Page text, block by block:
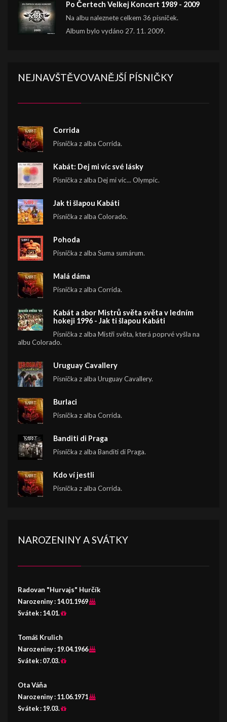
Po Čertech Velkej Koncert 1989 - 2009
Na albu naleznete celkem 36 písniček.
Album bylo vydáno 27. 11. 2009.
NEJNAVŠTĚVOVANĚJŠÍ PÍSNIČKY
Corrida
Písnička z alba Corrida.
Kabát: Dej mi víc své lásky
Písnička z alba Dej mi víc... Olympic.
Jak ti šlapou Kabáti
Písnička z alba Colorado.
Pohoda
Písnička z alba Suma sumárum.
Malá dáma
Písnička z alba Corrida.
Kabát a sbor Mistrů světa světa v ledním
hokeji 1996 - Jak ti šlapou Kabáti
Písnička z alba Mistři světa, která poprvé vyšla na
albu Colorado.
Uruguay Cavallery
Písnička z alba Uruguay Cavallery.
Burlaci
Písnička z alba Corrida.
Banditi di Praga
Písnička z alba Banditi di Praga.
Kdo ví jestli
Písnička z alba Corrida.
NAROZENINY A SVÁTKY
Radovan "Hurvajs" Hurčík
Narozeniny : 14.01.1969
Svátek : 14.01.
Tomáš Krulich
Narozeniny : 19.04.1966
Svátek : 07.03.
Ota Váňa
Narozeniny : 11.06.1971
Svátek : 19.03.